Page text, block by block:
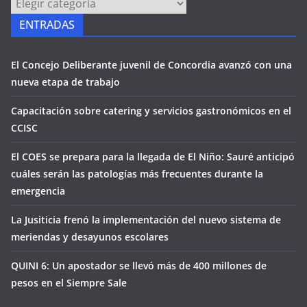
ENTRADAS
El Concejo Deliberante juvenil de Concordia avanzó con una
nueva etapa de trabajo
Capacitación sobre catering y servicios gastronómicos en el
CCISC
El COES se prepara para la llegada de El Niño: Sauré anticipó
cuáles serán las patologías más frecuentes durante la
emergencia
La Jusiticia frenó la implementación del nuevo sistema de
meriendas y desayunos escolares
QUINI 6: Un apostador se llevó más de 400 millones de
pesos en el Siempre Sale